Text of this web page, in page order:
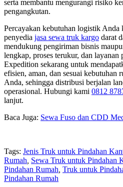
serta membantu mengurangi risiko
pengangkutan.
Percayakan kebutuhan logistik Anda
penyedia jasa sewa truk kargo darat
mendukung pengiriman bisnis
lengkap, proses terukur, dan
Expedition sekarang untuk
efisien, aman, dan sesuai kebutuhan
Anda, sehingga distribusi berjalan
operasional. Hubungi kami 0812
lanjut.
Baca Juga: Sewa Fuso dan CDD
Tags: Jenis Truk untuk Pindahan
Rumah Sewa Truk untuk Pindahan
Pindahan Rumah Truk untuk
Pindahan Rumah